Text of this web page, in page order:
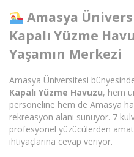
Amasya
Kapalı Yüzme
Yaşamın Merkezi
Amasya Üniversitesi
Kapalı Yüzme Havuzu, hem
personeline hem de Amasya
rekreasyon alanı sunuyor. 7
profesyonel yüzücülerden
ihtiyaçlarına cevap veriyor.